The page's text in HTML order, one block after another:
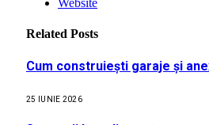
Website
Related Posts
Cum construiești garaje și
25 IUNIE 2026